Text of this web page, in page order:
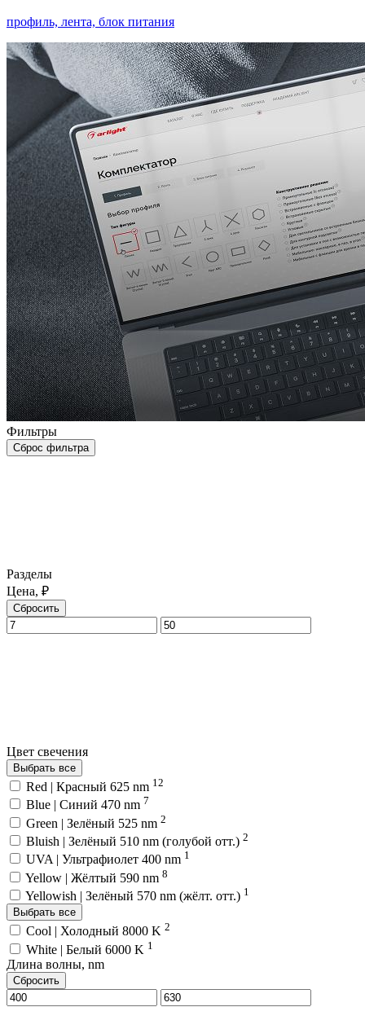
профиль, лента, блок питания
Фильтры
Сброс фильтра
Разделы
Цена, ₽
Сбросить
Цвет свечения
Выбрать все
Red | Красный 625 nm 12
Blue | Синий 470 nm 7
Green | Зелёный 525 nm 2
Bluish | Зелёный 510 nm (голубой отт.) 2
UVA | Ультрафиолет 400 nm 1
Yellow | Жёлтый 590 nm 8
Yellowish | Зелёный 570 nm (жёлт. отт.) 1
Выбрать все
Cool | Холодный 8000 K 2
White | Белый 6000 K 1
Длина волны, nm
Сбросить